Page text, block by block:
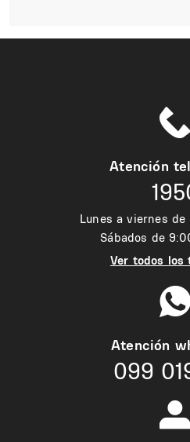
Atención
Lunes a viernes
Sábados de
Ver todos los
Atención
099